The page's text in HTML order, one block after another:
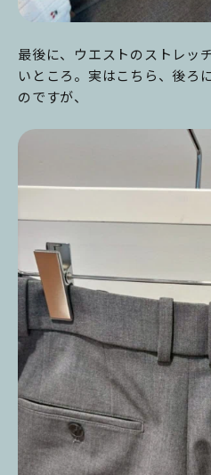
最後に、ウエストのストレッ
いところ。実はこちら、後ろ
のですが、